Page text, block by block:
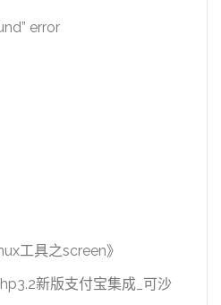
error
工具之screen》
新版支付宝集成_可沙